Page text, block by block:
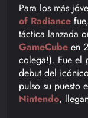
Para los más
of Radiance
táctica lanzada
GameCube en
colega!). Fue el
debut del
pulso su puesto
Nintendo,